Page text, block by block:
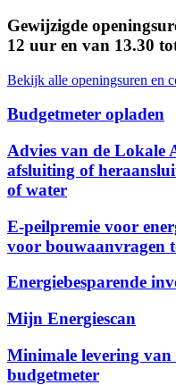
Gewijzigde
12 uur en van 13.30
Bekijk alle openingsuren en
Budgetmeter opladen
Advies van de Lokale
afsluiting of
of water
E-peilpremie voor
voor bouwaanvragen
Energiebesparende
Mijn Energiescan
Minimale levering van
budgetmeter